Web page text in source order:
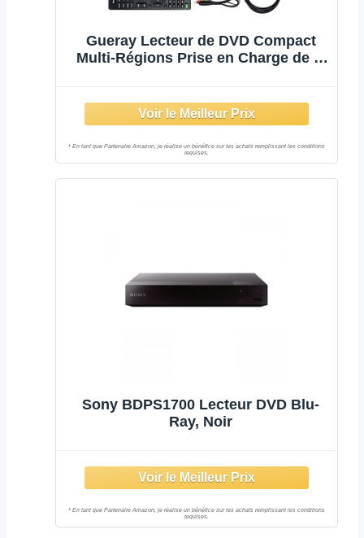
Gueray Lecteur de DVD Compact
Multi-Régions Prise en Charge de la
Sony BDPS1700 Lecteur DVD Blu-
Ray, Noir